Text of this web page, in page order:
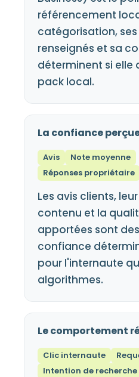
référencement
catégorisation, ses
renseignés et sa
déterminent si elle
pack local.
La confiance
Avis
Note moyenne
Réponses propriétaire
Les avis clients,
contenu et la
apportées sont
confiance
pour l'internaute
algorithmes.
Le comportement
Clic internaute
Intention de recherche